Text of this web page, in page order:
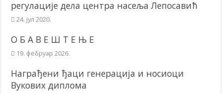
регулације дела центра насеља Лепосавић
24. јул 2020.
О Б А В Е Ш Т Е Њ Е
19. фебруар 2026.
Награђени ђаци генерација и носиоци
Вукових диплома